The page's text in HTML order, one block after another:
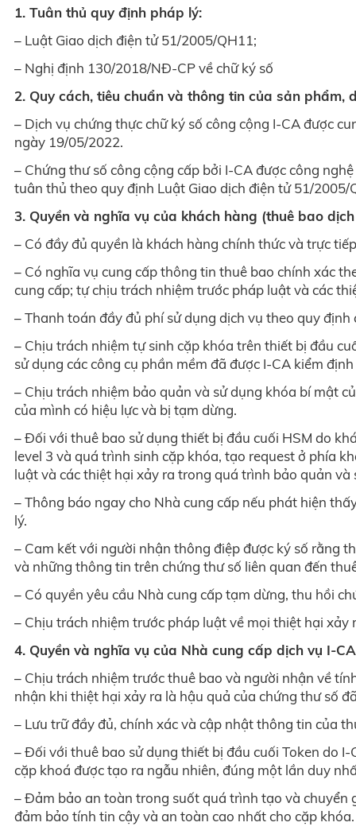
1. Tuân thủ quy định pháp lý:
– Luật Giao dịch điện tử 51/2005/QH11;
– Nghị định 130/2018/NĐ-CP về chữ ký số
2. Quy cách, tiêu chuẩn và thông tin của sản phẩm,
– Dịch vụ chứng thực chữ ký số công cộng I-CA được
ngày 19/05/2022.
– Chứng thư số công cộng cấp bởi I-CA được công
tuân thủ theo quy định Luật Giao dịch điện tử 51/
3. Quyền và nghĩa vụ của khách hàng (thuê bao
– Có đầy đủ quyền là khách hàng chính thức và trực
– Có nghĩa vụ cung cấp thông tin thuê bao chính xác
cung cấp; tự chịu trách nhiệm trước pháp luật và các
– Thanh toán đầy đủ phí sử dụng dịch vụ theo quy
– Chịu trách nhiệm tự sinh cặp khóa trên thiết bị đầu
sử dụng các công cụ phần mềm đã được I-CA kiểm
– Chịu trách nhiệm bảo quản và sử dụng khóa bí mật
của mình có hiệu lực và bị tạm dừng.
– Đối với thuê bao sử dụng thiết bị đầu cuối HSM do
level 3 và quá trình sinh cặp khóa, tạo request ở phía
luật và các thiệt hại xảy ra trong quá trình bảo quản
– Thông báo ngay cho Nhà cung cấp nếu phát hiện
lý.
– Cam kết với người nhận thông điệp được ký số rằng
và những thông tin trên chứng thư số liên quan đến
– Có quyền yêu cầu Nhà cung cấp tạm dừng, thu hồi
– Chịu trách nhiệm trước pháp luật về mọi thiệt hại xảy
4. Quyền và nghĩa vụ của Nhà cung cấp dịch vụ I-
– Chịu trách nhiệm trước thuê bao và người nhận về
nhận khi thiệt hại xảy ra là hậu quả của chứng thư số
– Lưu trữ đầy đủ, chính xác và cập nhật thông tin của
– Đối với thuê bao sử dụng thiết bị đầu cuối Token do
cặp khoá được tạo ra ngẫu nhiên, đúng một lần duy
– Đảm bảo an toàn trong suốt quá trình tạo và chuyển
đảm bảo tính tin cậy và an toàn cao nhất cho cặp khóa.